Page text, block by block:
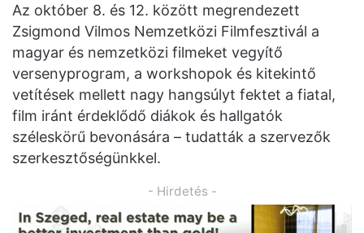
Az október 8. és 12. között megrendezett
Zsigmond Vilmos Nemzetközi Filmfesztivál a
magyar és nemzetközi filmeket vegyítő
versenyprogram, a workshopok és kitekintő
vetítések mellett nagy hangsúlyt fektet a fiatal,
film iránt érdeklődő diákok és hallgatók
széleskörű bevonására – tudatták a szervezők
szerkesztőségünkkel.
- Hirdetés -